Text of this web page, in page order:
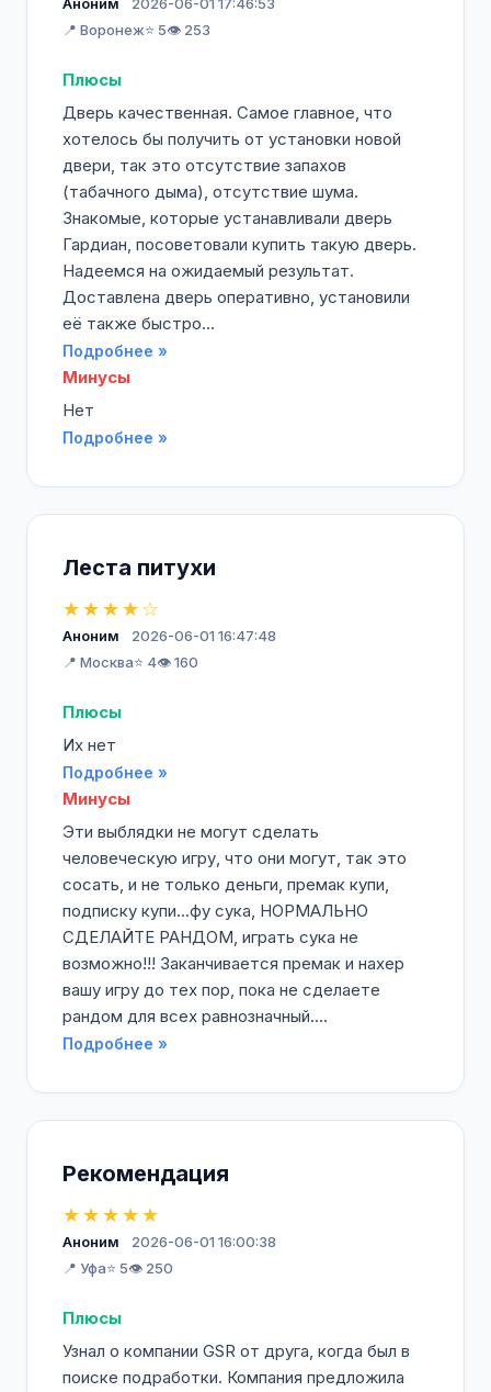
📍 Воронеж⭐ 5👁️ 253
Плюсы
Дверь качественная. Самое главное, что
хотелось бы получить от установки новой
двери, так это отсутствие запахов
(табачного дыма), отсутствие шума.
Знакомые, которые устанавливали дверь
Гардиан, посоветовали купить такую дверь.
Надеемся на ожидаемый результат.
Доставлена дверь оперативно, установили
её также быстро...
Подробнее »
Минусы
Нет
Подробнее »
Леста питухи
★★★★☆
Аноним
2026-06-01 16:47:48
📍 Москва⭐ 4👁️ 160
Плюсы
Их нет
Подробнее »
Минусы
Эти выблядки не могут сделать
человеческую игру, что они могут, так это
сосать, и не только деньги, премак купи,
подписку купи...фу сука, НОРМАЛЬНО
СДЕЛАЙТЕ РАНДОМ, играть сука не
возможно!!! Заканчивается премак и нахер
вашу игру до тех пор, пока не сделаете
рандом для всех равнозначный....
Подробнее »
Рекомендация
★★★★★
Аноним
2026-06-01 16:00:38
📍 Уфа⭐ 5👁️ 250
Плюсы
Узнал о компании GSR от друга, когда был в
поиске подработки. Компания предложила